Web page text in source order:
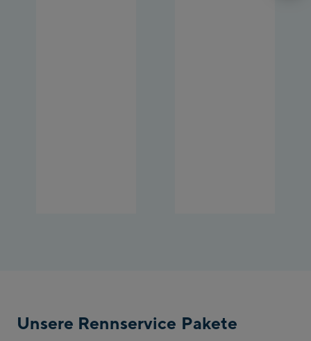
Unsere Rennservice Pakete